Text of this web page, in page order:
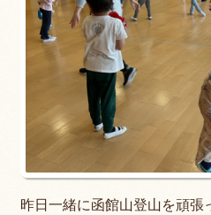
昨日一緒に函館山登山を頑張